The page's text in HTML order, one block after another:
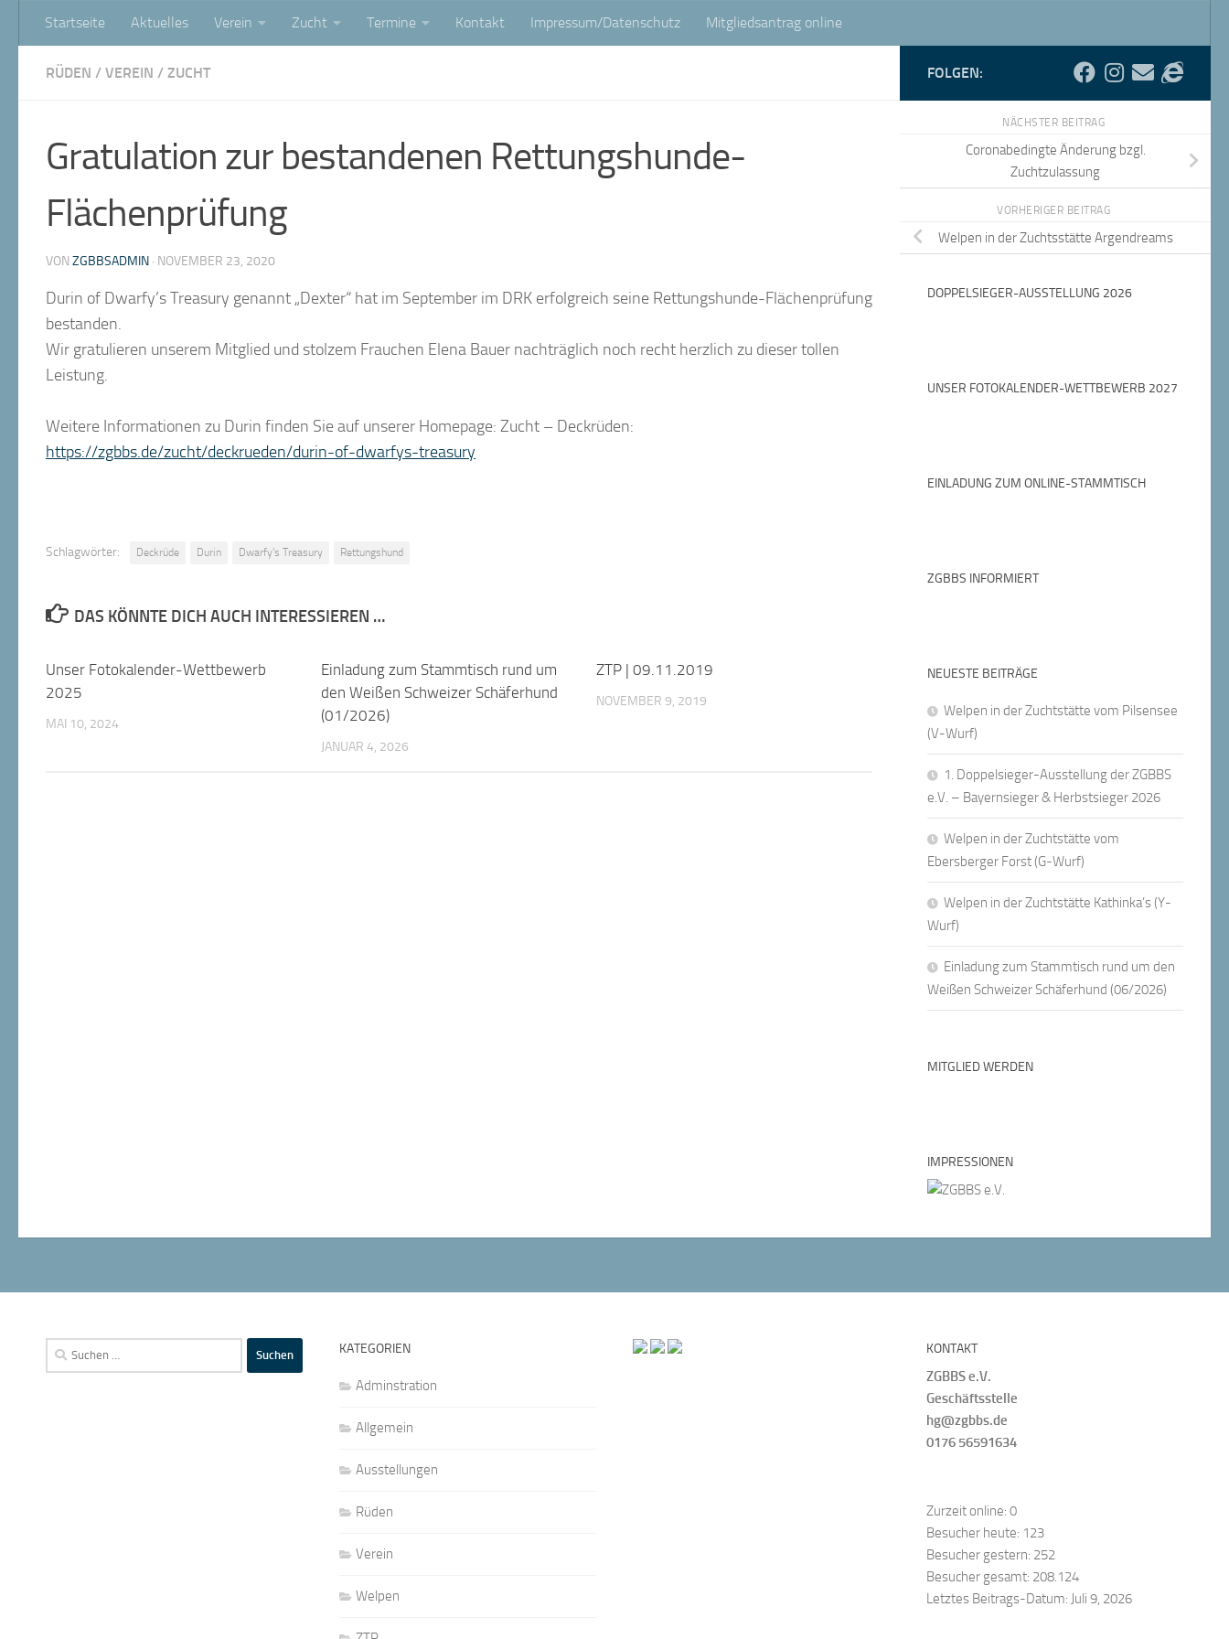
Zum Inhalt springen
Startseite Aktuelles Verein Zucht Termine Kontakt Impressum/Datenschutz Mitgliedsantrag online
RÜDEN / VEREIN / ZUCHT
Gratulation zur bestandenen Rettungshunde-
Flächenprüfung
VON ZGBBSADMIN · NOVEMBER 23, 2020
Durin of Dwarfy’s Treasury genannt „Dexter“ hat im September im DRK erfolgreich seine Rettungshunde-Flächenprüfung
bestanden.
Wir gratulieren unserem Mitglied und stolzem Frauchen Elena Bauer nachträglich noch recht herzlich zu dieser tollen
Leistung.
Weitere Informationen zu Durin finden Sie auf unserer Homepage: Zucht – Deckrüden:
https://zgbbs.de/zucht/deckrueden/durin-of-dwarfys-treasury
Schlagwörter: Deckrüde Durin Dwarfy's Treasury Rettungshund
DAS KÖNNTE DICH AUCH INTERESSIEREN …
Unser Fotokalender-Wettbewerb
2025
MAI 10, 2024
Einladung zum Stammtisch rund um
den Weißen Schweizer Schäferhund
(01/2026)
JANUAR 4, 2026
ZTP | 09.11.2019
NOVEMBER 9, 2019
FOLGEN:
NÄCHSTER BEITRAG
Coronabedingte Änderung bzgl.
Zuchtzulassung
VORHERIGER BEITRAG
Welpen in der Zuchtsstätte Argendreams
DOPPELSIEGER-AUSSTELLUNG 2026
UNSER FOTOKALENDER-WETTBEWERB 2027
EINLADUNG ZUM ONLINE-STAMMTISCH
ZGBBS INFORMIERT
NEUESTE BEITRÄGE
Welpen in der Zuchtstätte vom Pilsensee
(V-Wurf)
1. Doppelsieger-Ausstellung der ZGBBS
e.V. – Bayernsieger & Herbstsieger 2026
Welpen in der Zuchtstätte vom
Ebersberger Forst (G-Wurf)
Welpen in der Zuchtstätte Kathinka’s (Y-
Wurf)
Einladung zum Stammtisch rund um den
Weißen Schweizer Schäferhund (06/2026)
MITGLIED WERDEN
IMPRESSIONEN
Suchen
nach:
KATEGORIEN
Adminstration
Allgemein
Ausstellungen
Rüden
Verein
Welpen
KONTAKT
ZGBBS e.V.
Geschäftsstelle
hg@zgbbs.de
0176 56591634
Zurzeit online: 0
Besucher heute: 123
Besucher gestern: 252
Besucher gesamt: 208.124
Letztes Beitrags-Datum: Juli 9, 2026